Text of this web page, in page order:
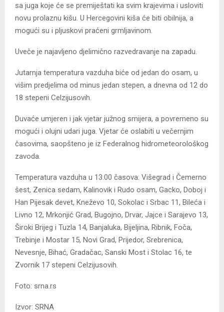
sa juga koje će se premiještati ka svim krajevima i usloviti
novu prolaznu kišu. U Hercegovini kiša će biti obilnija, a
mogući su i pljuskovi praćeni grmljavinom.
Uveče je najavljeno djelimično razvedravanje na zapadu.
Jutarnja temperatura vazduha biće od jedan do osam, u
višim predjelima od minus jedan stepen, a dnevna od 12 do
18 stepeni Celzijusovih.
Duvaće umjeren i jak vjetar južnog smijera, a povremeno su
mogući i olujni udari juga. Vjetar će oslabiti u večernjim
časovima, saopšteno je iz Federalnog hidrometeorološkog
zavoda.
Temperatura vazduha u 13.00 časova: Višegrad i Čemerno
šest, Zenica sedam, Kalinovik i Rudo osam, Gacko, Doboj i
Han Pijesak devet, Kneževo 10, Sokolac i Srbac 11, Bileća i
Livno 12, Mrkonjić Grad, Bugojno, Drvar, Jajce i Sarajevo 13,
Široki Brijeg i Tuzla 14, Banjaluka, Bijeljina, Ribnik, Foča,
Trebinje i Mostar 15, Novi Grad, Prijedor, Srebrenica,
Nevesnje, Bihać, Gradačac, Sanski Most i Stolac 16, te
Zvornik 17 stepeni Celzijusovih.
Foto: srna.rs
Izvor: SRNA